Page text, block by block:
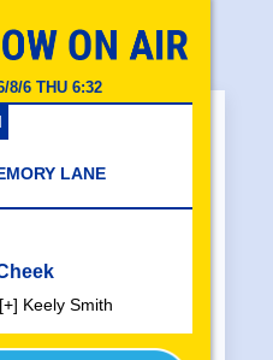
8/6 THU 6:32
LANE
Keely Smith